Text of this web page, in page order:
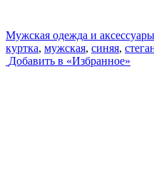
Мужская одежда и
куртка, мужская, синяя,
Добавить в «Избранное»